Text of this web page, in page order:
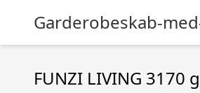
Garderobeskab-
FUNZI LIVING